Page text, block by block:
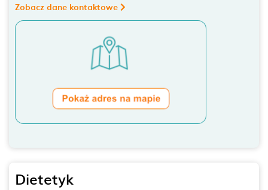
Zobacz dane kontaktowe
Dietetyk